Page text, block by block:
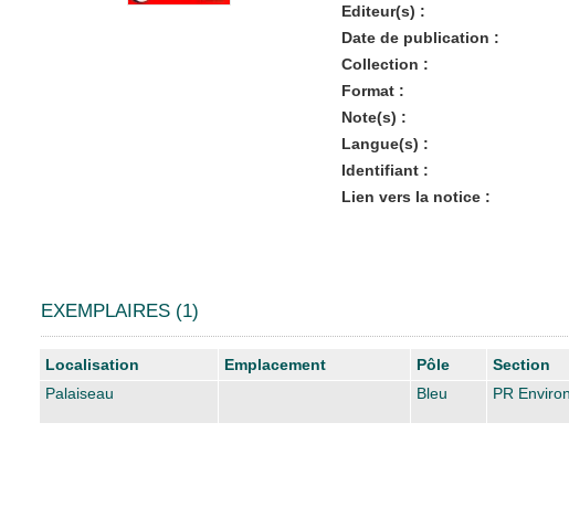
Editeur(s) :
Date de publication :
Collection :
Format :
Note(s) :
Langue(s) :
Identifiant :
Lien vers la notice :
EXEMPLAIRES (1)
Liste des exemplaires
Localisation Emplacement Pôle Section
Palaiseau
Bleu PR